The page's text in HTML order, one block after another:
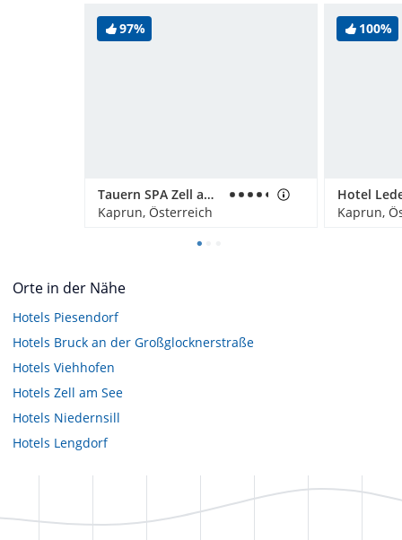
97%
Tauern SPA Zell am See-Kaprun
Kaprun, Österreich
100%
Kaprun,
Orte in der Nähe
Hotels Piesendorf
Hotels Bruck an der Großglocknerstraße
Hotels Viehhofen
Hotels Zell am See
Hotels Niedernsill
Hotels Lengdorf